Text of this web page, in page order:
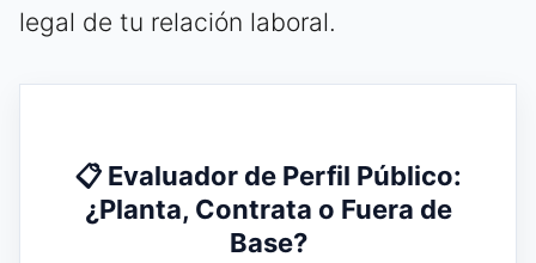
legal de tu relación laboral.
📋 Evaluador de Perfil Público:
¿Planta, Contrata o Fuera de
Base?